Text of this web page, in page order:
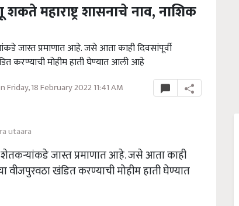
महाराष्ट्र शासनाचे नाव, नाशिक
जास्त प्रमाणात आहे. जसे आता काही दिवसांपूर्वी
करण्याची मोहीम हाती घेण्यात आली आहे
Friday, 18 February 2022 11:41 AM
utaara
जास्त प्रमाणात आहे. जसे आता काही
खंडित करण्याची मोहीम हाती घेण्यात